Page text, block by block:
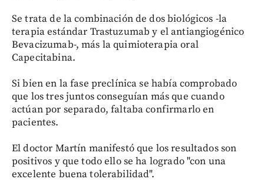
Se trata de la combinación de dos biológicos -la
terapia estándar Trastuzumab y el antiangiogénico
Bevacizumab-, más la quimioterapia oral
Capecitabina.
Si bien en la fase preclínica se había comprobado
que los tres juntos conseguían más que cuando
actúan por separado, faltaba confirmarlo en
pacientes.
El doctor Martín manifestó que los resultados son
positivos y que todo ello se ha logrado "con una
excelente buena tolerabilidad".